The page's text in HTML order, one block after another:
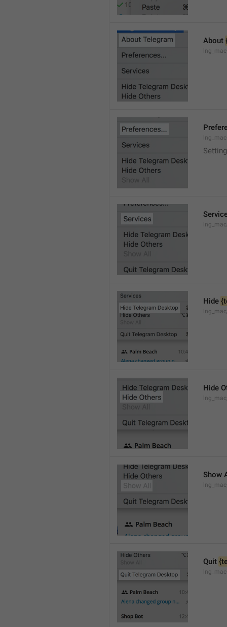
About
Hide
Hide
Show
Quit